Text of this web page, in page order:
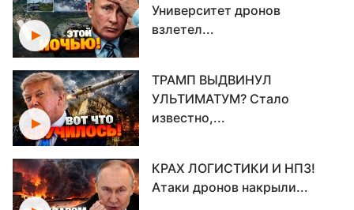
Университет дронов
взлетел...
ТРАМП ВЫДВИНУЛ
УЛЬТИМАТУМ? Стало
известно,...
КРАХ ЛОГИСТИКИ И НПЗ!
Атаки дронов накрыли...